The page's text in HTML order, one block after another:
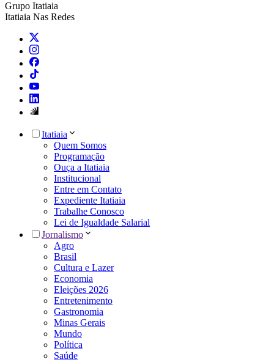
Grupo Itatiaia
Itatiaia Nas Redes
Itatiaia
Quem Somos
Programação
Ouça a Itatiaia
Institucional
Entre em Contato
Expediente Itatiaia
Trabalhe Conosco
Lei de Igualdade Salarial
Jornalismo
Agro
Brasil
Cultura e Lazer
Economia
Eleições 2026
Entretenimento
Gastronomia
Minas Gerais
Mundo
Política
Saúde